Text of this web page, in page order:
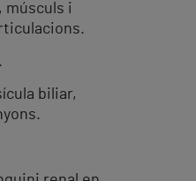
músculs i
biliar,